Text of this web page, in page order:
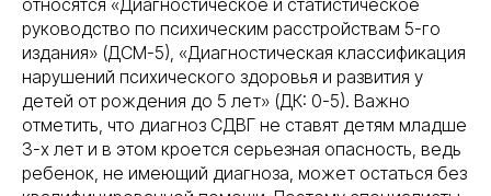
относятся «Диагностическое и статистическое
руководство по психическим расстройствам 5-го
издания» (ДСМ-5), «Диагностическая классификация
нарушений психического здоровья и развития у
детей от рождения до 5 лет» (ДК: 0-5). Важно
отметить, что диагноз СДВГ не ставят детям младше
3-х лет и в этом кроется серьезная опасность, ведь
ребенок, не имеющий диагноза, может остаться без